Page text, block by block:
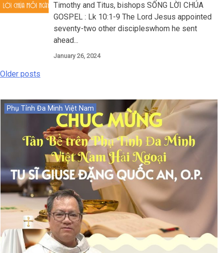
Timothy and Titus, bishops SỐNG LỜI CHÚA
GOSPEL : Lk 10:1-9 The Lord Jesus appointed
seventy-two other discipleswhom he sent
ahead...
January 26, 2024
Posts
Older posts
Phụ Tỉnh Đa Minh Việt Nam